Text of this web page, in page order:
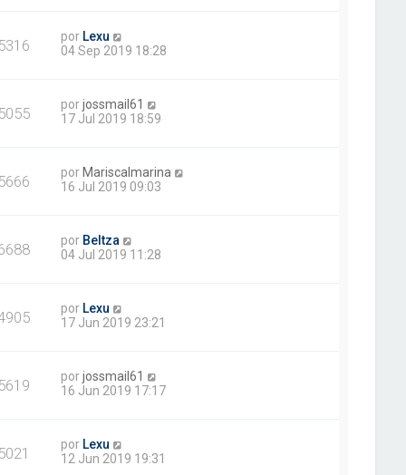
5316 por Lexu
04 Sep 2019 18:28
5055 porjossmail61
17 Jul 2019 18:59
5666 por Mariscalmarina
16 Jul 2019 09:03
por Beltza
04 Jul 2019 11:28
por Lexu
17 Jun 2019 23:21
5619 porjossmail61
16 Jun 2019 17:17
5021 por Lexu
12 Jun 2019 19:31